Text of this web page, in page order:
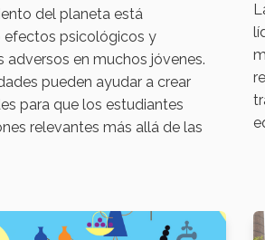
del planeta está
psicológicos y
adversos en muchos jóvenes.
pueden ayudar a crear
para que los estudiantes
relevantes más allá de las